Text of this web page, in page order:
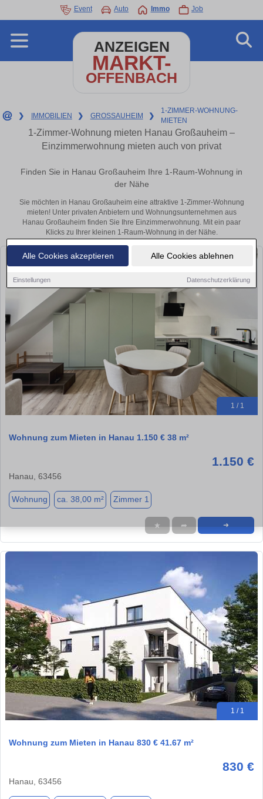
Alle Cookies akzeptieren Alle Cookies ablehnen
Einstellungen Datenschutzerklärung
Event Auto Immo Job
ANZEIGEN
MARKT-
OFFENBACH
❯ IMMOBILIEN ❯ GROSSAUHEIM ❯
1-ZIMMER-WOHNUNG-
MIETEN
1-Zimmer-Wohnung mieten Hanau Großauheim –
Einzimmerwohnung mieten auch von privat
Finden Sie in Hanau Großauheim Ihre 1-Raum-Wohnung in
der Nähe
Sie möchten in Hanau Großauheim eine attraktive 1-Zimmer-Wohnung
mieten! Unter privaten Anbietern und Wohnungsunternehmen aus
Hanau Großauheim finden Sie Ihre Einzimmerwohnung. Mit ein paar
Klicks zu Ihrer kleinen 1-Raum-Wohnung in der Nähe.
1 / 1
Wohnung zum Mieten in Hanau 1.150 € 38 m²
1.150 €
Hanau, 63456
Wohnung ca. 38,00 m² Zimmer 1
★ ➦ ➜
1 / 1
Wohnung zum Mieten in Hanau 830 € 41.67 m²
830 €
Hanau, 63456